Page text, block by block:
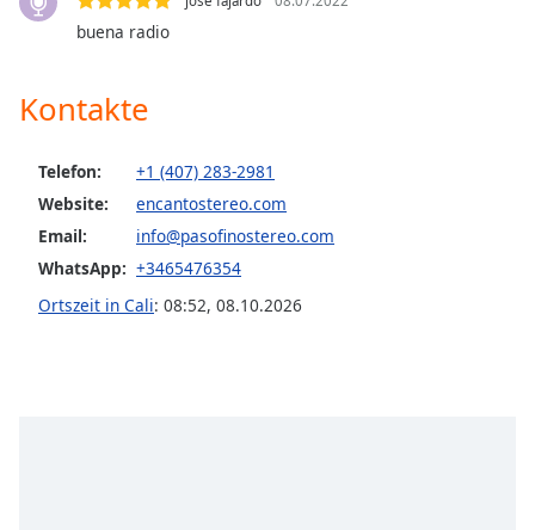
opens
subtitles
subtitles
selected
Track
in-
Picture
buena radio
Kontakte
Telefon:
+1 (407) 283-2981
Website:
encantostereo.com
Email:
info@pasofinostereo.com
WhatsApp: +3465476354
Ortszeit in Cali: 08:52, 08.10.2026